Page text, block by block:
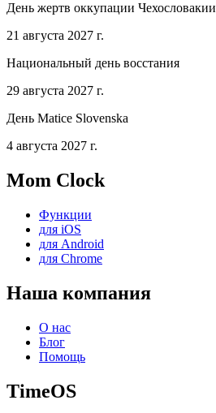
День жертв оккупации Чехословакии
21 августа 2027 г.
Национальный день восстания
29 августа 2027 г.
День Matice Slovenska
4 августа 2027 г.
Mom Clock
Функции
для iOS
для Android
для Chrome
Наша компания
О нас
Блог
Помощь
TimeOS